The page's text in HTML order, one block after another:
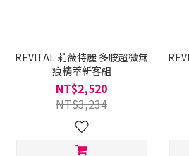
REVITAL 莉薇特麗 多胺超微無
痕精萃新客組
NT$2,520
NT$3,234